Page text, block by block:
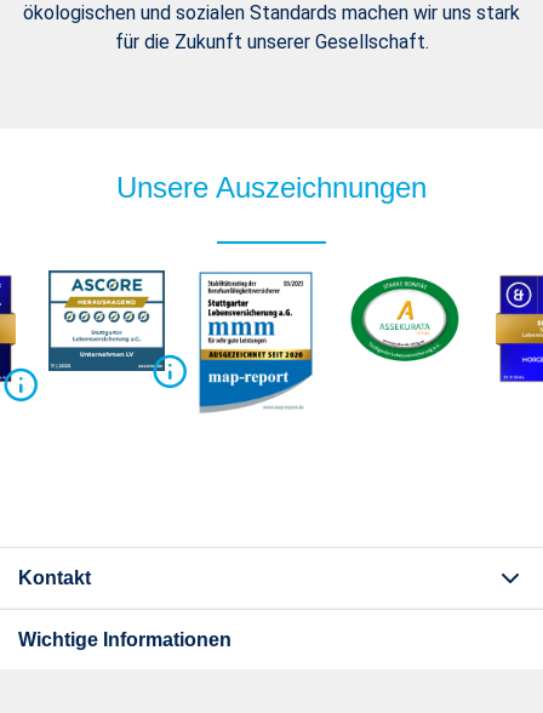
ökologischen und sozialen Standards machen wir uns stark
für die Zukunft unserer Gesellschaft.
Unsere Auszeichnungen
Kontakt
Wichtige Informationen